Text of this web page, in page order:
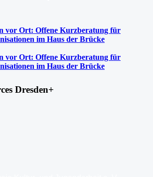
vor Ort: Offene Kurzberatung für
im Haus der Brücke
vor Ort: Offene Kurzberatung für
im Haus der Brücke
Dresden+